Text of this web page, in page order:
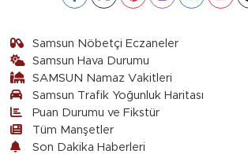
Samsun Nöbetçi Eczaneler
Samsun Hava Durumu
SAMSUN Namaz Vakitleri
Samsun Trafik Yoğunluk Haritası
Puan Durumu ve Fikstür
Tüm Manşetler
Son Dakika Haberleri